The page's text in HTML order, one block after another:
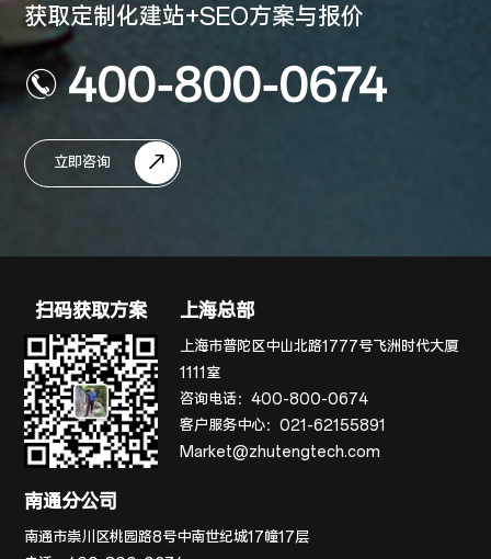
获取定制化建站+SEO方案与报价
400-800-0674
立即咨询
扫码获取方案 上海总部
上海市普陀区中山北路1777号飞洲时代大厦
1111室
咨询电话：400-800-0674
客户服务中心：021-62155891
Market@zhutengtech.com
南通分公司
南通市崇川区桃园路8号中南世纪城17幢17层